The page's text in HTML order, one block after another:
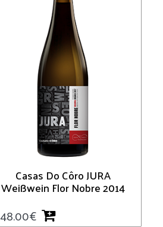
Casas Do Côro JURA
Weißwein Flor Nobre 2014
48.00€